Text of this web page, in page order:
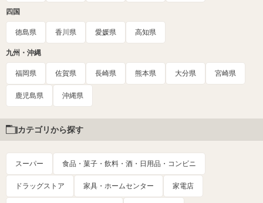
四国
徳島県 香川県 愛媛県 高知県
九州・沖縄
福岡県 佐賀県 長崎県 熊本県 大分県 宮崎県
鹿児島県 沖縄県
カテゴリから探す
スーパー 食品・菓子・飲料・酒・日用品・コンビニ
ドラッグストア 家具・ホームセンター 家電店